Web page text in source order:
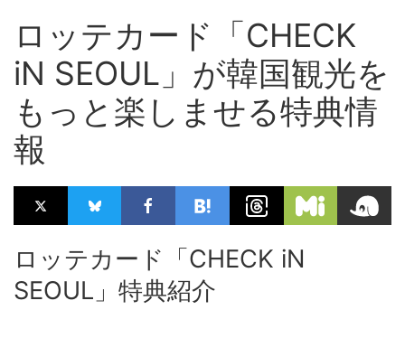
ロッテカード「CHECK
iN SEOUL」が韓国観光を
もっと楽しませる特典情
報
ロッテカード「CHECK iN
SEOUL」特典紹介